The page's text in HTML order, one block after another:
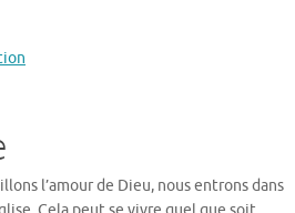
l’amour de Dieu, nous entrons dans